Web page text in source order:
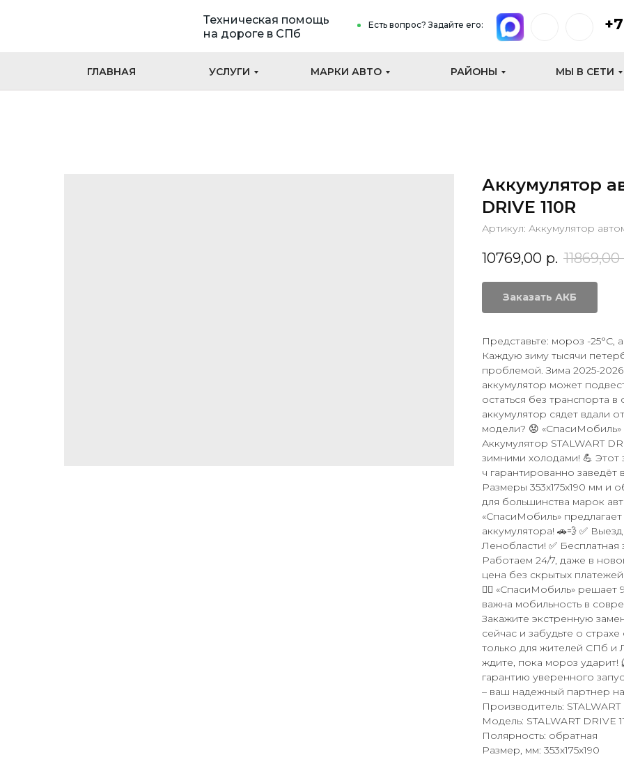
Есть вопрос? Задайте его:
ГЛАВНАЯ УСЛУГИ МАРКИ АВТО РАЙОНЫ МЫ В СЕТИ
Техническая помощь
на дороге в СПб
Аккумулятор
DRIVE 110R
Артикул: Аккумулятор
10769,00 р. 11869,00
Заказать АКБ
Представьте: мороз -
Каждую зиму тысячи
проблемой. Зима 2025-
аккумулятор может
остаться без транспорта
аккумулятор сядет вдали
модели? 😟
Аккумулятор STALWART
зимними холодами! 💪 Этот
ч гарантированно
Размеры 353x175x190 мм и
для большинства марок
«СпасиМобиль»
аккумулятора! 🚗💨 ✅
Ленобласти! ✅ Бесплатная
Работаем 24/7, даже в
цена без скрытых
🙅‍♂️ «СпасиМобиль» решает
важна мобильность в
Закажите экстренную
сейчас и забудьте о
только для жителей СПб и
ждите, пока мороз ударит!
гарантию уверенного
– ваш надежный партнер
Производитель: STALWART
Модель: STALWART DRIVE
Полярность: обратная
Размер, мм: 353x175x190